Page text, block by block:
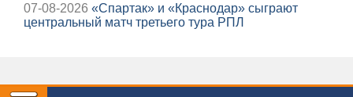
07-08-2026 «Спартак» и «Краснодар» сыграют
центральный матч третьего тура РПЛ